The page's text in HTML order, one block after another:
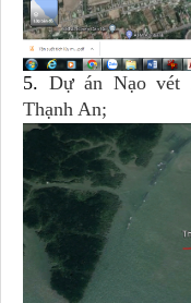
5. Dự án Nạo vét
Thạnh An;